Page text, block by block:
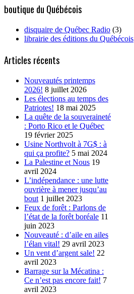
boutique du Québécois
disquaire de Québec Radio (3)
librairie des éditions du Québécois
Articles récents
Nouveautés printemps
2026! 8 juillet 2026
Les élections au temps des
Patriotes! 18 mai 2025
La quête de la souveraineté
: Porto Rico et le Québec
19 février 2025
Usine Northvolt à 7G$ : à
qui ça profite? 5 mai 2024
La Palestine et Nous 19
avril 2024
L’indépendance : une lutte
ouvrière à mener jusqu’au
bout 1 juillet 2023
Feux de forêt : Parlons de
l’état de la forêt boréale 11
juin 2023
Nouveauté : d’aile en ailes
l’élan vital! 29 avril 2023
Un vent d’argent sale! 22
avril 2023
Barrage sur la Mécatina :
Ce n’est pas encore fait! 7
avril 2023